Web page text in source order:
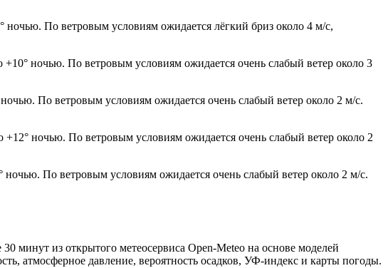
ночью. По ветровым условиям ожидается лёгкий бриз около 4 м/с,
ночью. По ветровым условиям ожидается очень слабый ветер около 3
По ветровым условиям ожидается очень слабый ветер около 2 м/с.
ночью. По ветровым условиям ожидается очень слабый ветер около 2
ночью. По ветровым условиям ожидается очень слабый ветер около 2 м/с.
минут из открытого метеосервиса Open-Meteo на основе моделей
атмосферное давление, вероятность осадков, УФ-индекс и карты погоды.